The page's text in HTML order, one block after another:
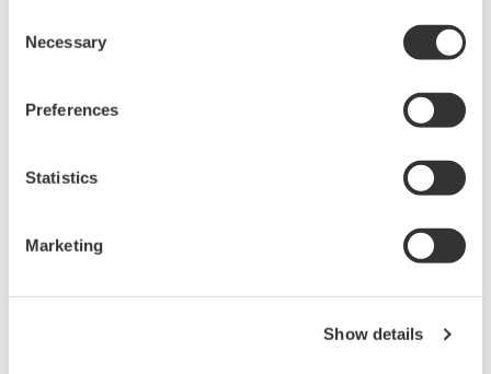
Selection
Necessary
Preferences
Statistics
Marketing
Show details
可以提取並保存包含在已接
收警報和事件消息中的工廠層級資訊。該工廠層級之後可用於過濾
性能指南，用於快速高亮度顯
操作——涵蓋警報率和趨勢的日常操作員報表
高亮度顯示問題警報並協助警報合理化過程